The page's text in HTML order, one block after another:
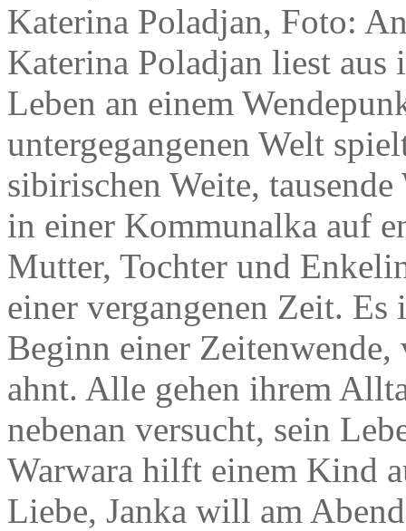
Katerina Poladjan, Foto:
Katerina Poladjan liest aus
Leben an einem
untergegangenen Welt
sibirischen Weite,
in einer Kommunalka auf
Mutter, Tochter und
einer vergangenen Zeit.
Beginn einer Zeitenwende,
ahnt. Alle gehen ihrem
nebenan versucht, sein
Warwara hilft einem Kind
Liebe, Janka will am